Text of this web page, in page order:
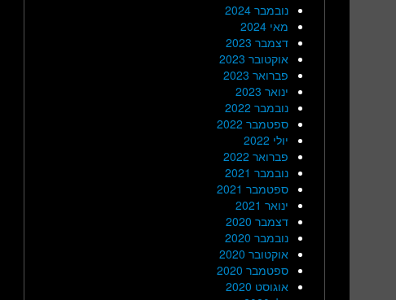
נובמבר 2024
מאי 2024
דצמבר 2023
אוקטובר 2023
פברואר 2023
ינואר 2023
נובמבר 2022
ספטמבר 2022
יולי 2022
פברואר 2022
נובמבר 2021
ספטמבר 2021
ינואר 2021
דצמבר 2020
נובמבר 2020
אוקטובר 2020
ספטמבר 2020
אוגוסט 2020